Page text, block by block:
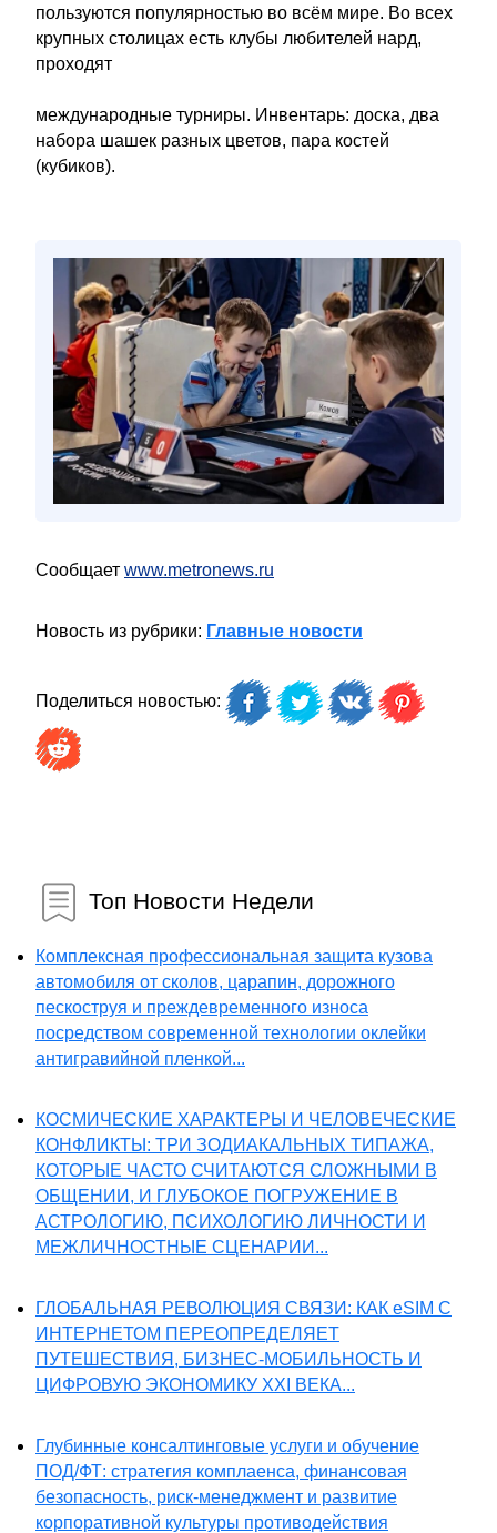
пользуются популярностью во всём мире. Во всех
крупных столицах есть клубы любителей нард,
проходят
международные турниры. Инвентарь: доска, два
набора шашек разных цветов, пара костей
(кубиков).
Сообщает www.metronews.ru
Новость из рубрики: Главные новости
Поделиться новостью:
Топ Новости Недели
Комплексная профессиональная защита кузова
автомобиля от сколов, царапин, дорожного
пескоструя и преждевременного износа
посредством современной технологии оклейки
антигравийной пленкой...
КОСМИЧЕСКИЕ ХАРАКТЕРЫ И ЧЕЛОВЕЧЕСКИЕ
КОНФЛИКТЫ: ТРИ ЗОДИАКАЛЬНЫХ ТИПАЖА,
КОТОРЫЕ ЧАСТО СЧИТАЮТСЯ СЛОЖНЫМИ В
ОБЩЕНИИ, И ГЛУБОКОЕ ПОГРУЖЕНИЕ В
АСТРОЛОГИЮ, ПСИХОЛОГИЮ ЛИЧНОСТИ И
МЕЖЛИЧНОСТНЫЕ СЦЕНАРИИ...
ГЛОБАЛЬНАЯ РЕВОЛЮЦИЯ СВЯЗИ: КАК eSIM С
ИНТЕРНЕТОМ ПЕРЕОПРЕДЕЛЯЕТ
ПУТЕШЕСТВИЯ, БИЗНЕС-МОБИЛЬНОСТЬ И
ЦИФРОВУЮ ЭКОНОМИКУ XXI ВЕКА...
Глубинные консалтинговые услуги и обучение
ПОД/ФТ: стратегия комплаенса, финансовая
безопасность, риск-менеджмент и развитие
корпоративной культуры противодействия